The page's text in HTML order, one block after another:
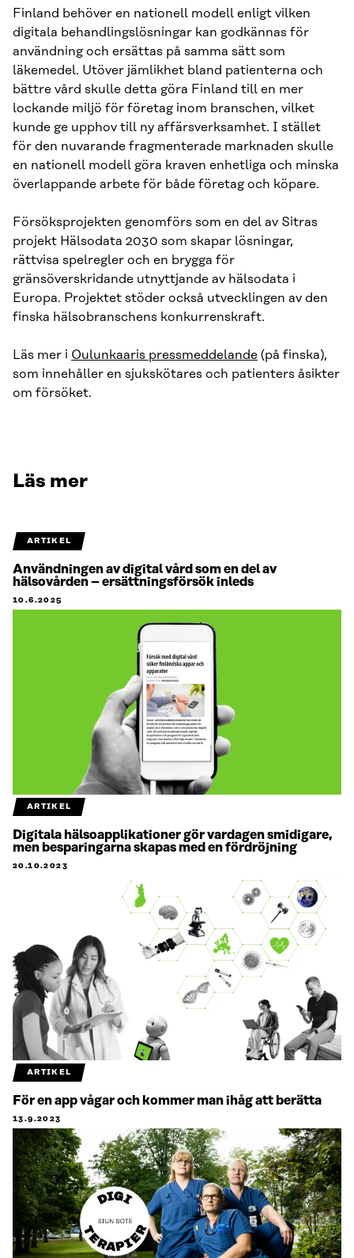
Finland behöver en nationell modell enligt vilken
digitala behandlingslösningar kan godkännas för
användning och ersättas på samma sätt som
läkemedel. Utöver jämlikhet bland patienterna och
bättre vård skulle detta göra Finland till en mer
lockande miljö för företag inom branschen, vilket
kunde ge upphov till ny affärsverksamhet. I stället
för den nuvarande fragmenterade marknaden skulle
en nationell modell göra kraven enhetliga och minska
överlappande arbete för både företag och köpare.
Försöksprojekten genomförs som en del av Sitras
projekt Hälsodata 2030 som skapar lösningar,
rättvisa spelregler och en brygga för
gränsöverskridande utnyttjande av hälsodata i
Europa. Projektet stöder också utvecklingen av den
finska hälsobranschens konkurrenskraft.
Läs mer i Oulunkaaris pressmeddelande (på finska),
som innehåller en sjukskötares och patienters åsikter
om försöket.
Läs mer
ARTIKEL
Användningen av digital vård som en del av
hälsovården – ersättningsförsök inleds
10.6.2025
ARTIKEL
Digitala hälsoapplikationer gör vardagen smidigare,
men besparingarna skapas med en fördröjning
20.10.2023
ARTIKEL
För en app vågar och kommer man ihåg att berätta
13.9.2023